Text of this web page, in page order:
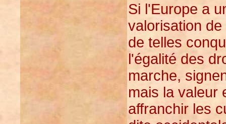
Si l'Europe a
valorisation
de telles
l'égalité des
marche,
mais la valeur
affranchir les